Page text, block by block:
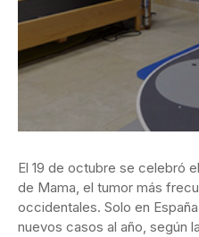
El 19 de octubre se celebró
de Mama, el tumor más
occidentales. Solo en
nuevos casos al año, según